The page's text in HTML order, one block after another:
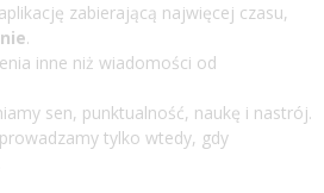
zabierającą najwięcej czasu,
.
inne niż wiadomości od
sen, punktualność, naukę i nastrój.
tylko wtedy, gdy